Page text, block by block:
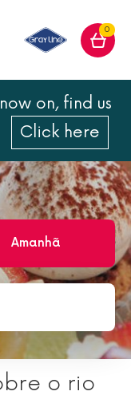
0
on, find us
Click here
Cruzeiro
Amanhã
o rio